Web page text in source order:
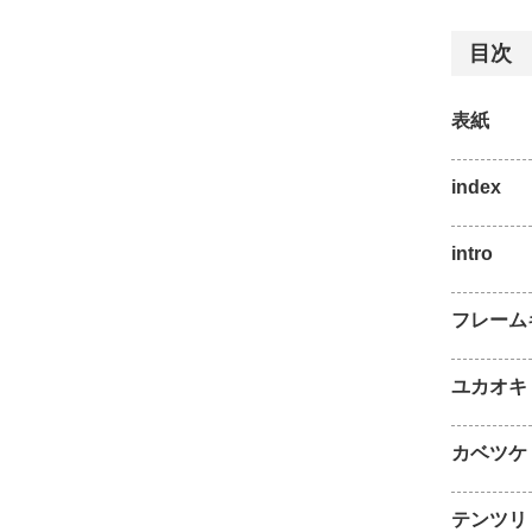
目次
表紙
index
intro
フレー
ユカオキ
カベツケ
テンツリ